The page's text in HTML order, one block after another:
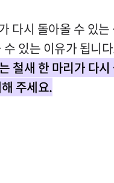
다시 돌아올 수 있는
수 있는 이유가 됩니
철새 한 마리가 다
주세요.